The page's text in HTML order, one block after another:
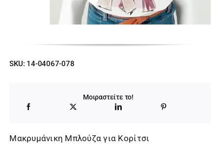
SKU: 14-04067-078
Μοιραστείτε το!
Μακρυμάνικη Μπλούζα για Κορίτσι